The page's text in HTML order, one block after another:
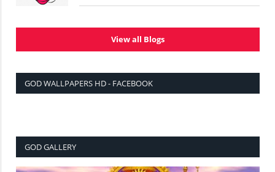
View all Blogs
GOD WALLPAPERS HD - FACEBOOK
GOD GALLERY